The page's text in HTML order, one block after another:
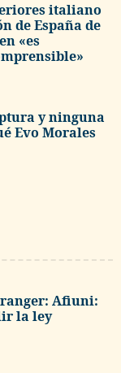
italiano
de España de
«es
y ninguna
Evo Morales
Afiuni:
la ley